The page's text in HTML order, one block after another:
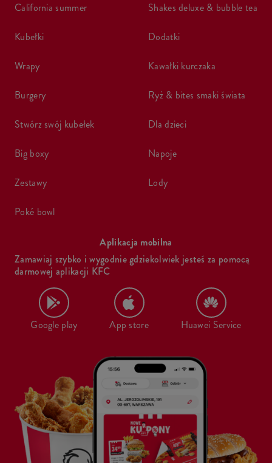
california summer
kubełki
wrapy
burgery
stwórz swój kubełek
big boxy
zestawy
poké bowl
shakes deluxe & bubble tea
dodatki
kawałki kurczaka
ryż & bites smaki świata
dla dzieci
napoje
lody
Aplikacja mobilna
Zamawiaj szybko i wygodnie gdziekolwiek jesteś za pomocą
darmowej aplikacji KFC
Google play App store Huawei Service